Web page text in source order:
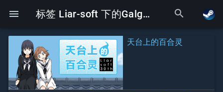
menu 标签 Liar-soft 下的Galgame search
天台上的百合灵